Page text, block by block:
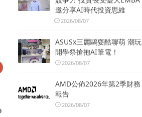
邀分享AI時代投資思維
2026/08/07
ASUSx三麗鷗耍酷聯萌 潮玩
開學祭搶抱AI筆電！
2026/08/07
AMD公佈2026年第2季財務
報告
2026/08/07